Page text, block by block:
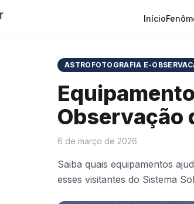
Início
ASTROFOTOGRAFIA E-
Observação
6 de março de 2026
Saiba quais equipamentos
esses visitantes do Sistema